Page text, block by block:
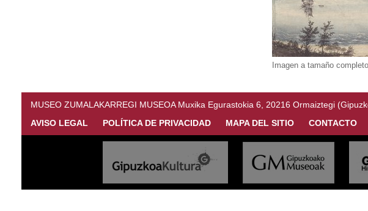
Imagen a tamaño
MUSEO ZUMALAKARREGI MUSEOA Muxika Egurastokia 6, 20216 Ormaiztegi
AVISO LEGAL
POLÍTICA DE PRIVACIDAD MAPA DEL SITIO CONTACTO